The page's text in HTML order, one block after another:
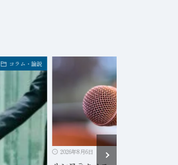
コラム・論説
2026年8月6日